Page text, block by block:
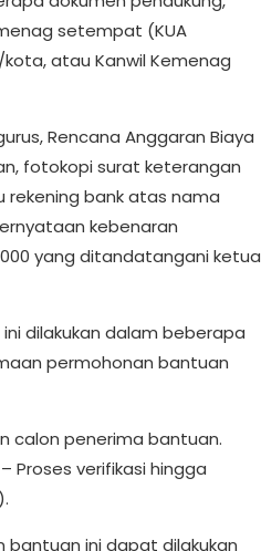
setempat (KUA
atau Kanwil Kemenag
Rencana Anggaran Biaya
fotokopi surat keterangan
bank atas nama
kebenaran
yang ditandatangani ketua
dilakukan dalam beberapa
permohonan bantuan
calon penerima bantuan.
Proses verifikasi hingga
bantuan ini dapat dilakukan